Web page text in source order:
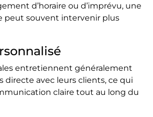
d’horaire ou d’imprévu, une
peut souvent intervenir plus
entretiennent généralement
directe avec leurs clients, ce qui
claire tout au long du